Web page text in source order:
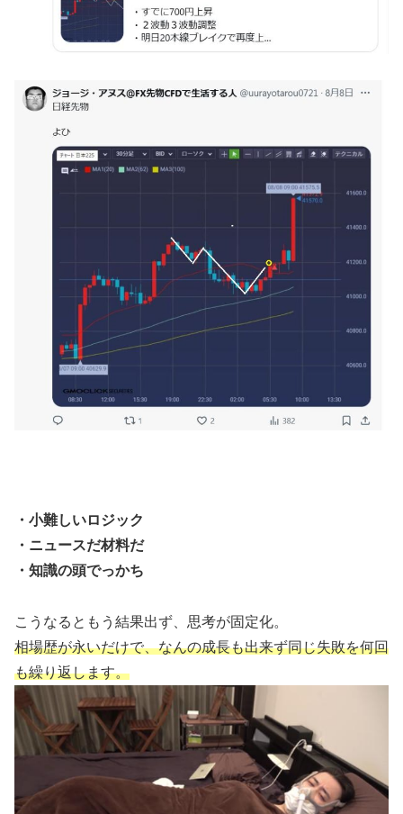
・小難しいロジック
・ニュースだ材料だ
・知識の頭でっかち
こうなるともう結果出ず、思考が固定化。
相場歴が永いだけで、なんの成長も出来ず同じ失敗を何回
も繰り返します。